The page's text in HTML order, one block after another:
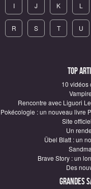
I J K L
R S T U
Top
10 vidéos
Rencontre avec Liguori
Pokécologie : un nouveau livre
Site
Un
Übel Blatt : un
Brave Story : un
Des
Grandes